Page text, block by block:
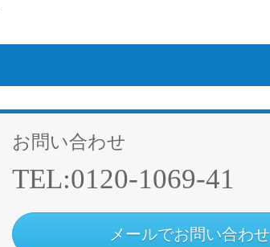
お問い合わせ
TEL:0120-1069-41
メールでお問い合わせ